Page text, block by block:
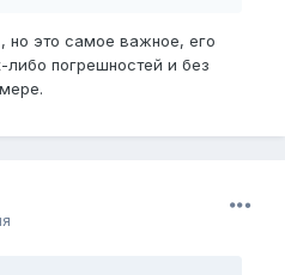
но это самое важное, его
погрешностей и без